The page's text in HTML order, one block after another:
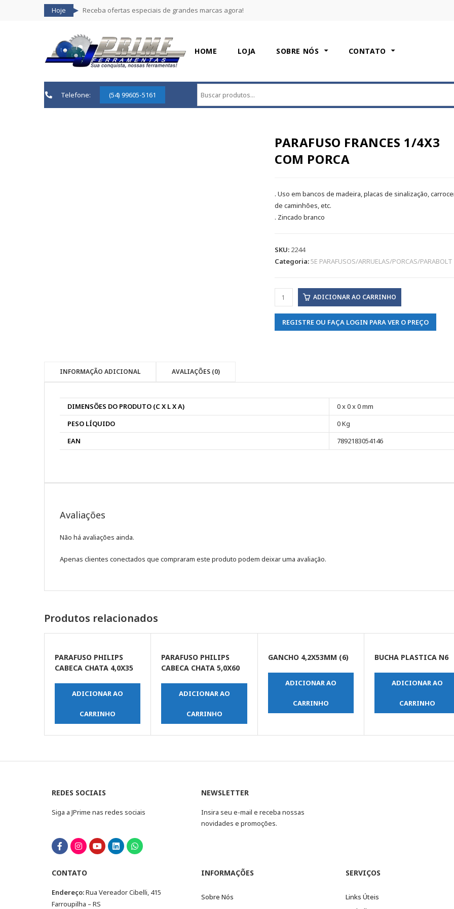
Hoje Receba ofertas especiais de grandes marcas agora!
HOME LOJA SOBRE NÓS CONTATO
Telefone: (54) 99605-5161
PARAFUSO FRANCES 1/4X3
COM PORCA
. Uso em bancos de madeira, placas de sinalização,
de caminhões, etc.
. Zincado branco
SKU: 2244
Categoria:5E PARAFUSOS/ARRUELAS/PORCAS/PARABOLT
ADICIONAR AO CARRINHO
REGISTRE OU FAÇA LOGIN PARA VER O PREÇO
INFORMAÇÃO ADICIONAL AVALIAÇÕES (0)
DIMENSÕES DO PRODUTO (C X L X A)
0 x 0 x 0 mm
PESO LÍQUIDO
0 Kg
EAN
7892183054146
Avaliações
Não há avaliações ainda.
Apenas clientes conectados que compraram este produto podem deixar uma avaliação.
Produtos relacionados
PARAFUSO PHILIPS
CABECA CHATA 4,0X35
ADICIONAR AO
CARRINHO
PARAFUSO PHILIPS
CABECA CHATA 5,0X60
ADICIONAR AO
CARRINHO
GANCHO 4,2X53MM (6)
ADICIONAR AO
CARRINHO
BUCHA PLASTICA N6
ADICIONAR AO
CARRINHO
REDES SOCIAIS
Siga a JPrime nas redes sociais
NEWSLETTER
Insira seu e-mail e receba nossas
novidades e promoções.
CONTATO
Endereço:Rua Vereador Cibelli, 415
Farroupilha – RS
INFORMAÇÕES
Sobre Nós
SERVIÇOS
Links Úteis